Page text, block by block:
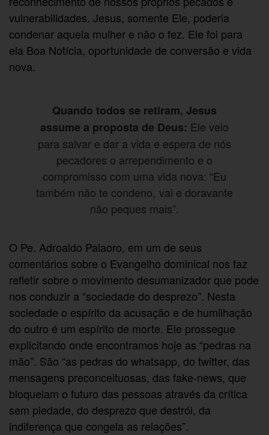
vulnerabilidades. Jesus, somente Ele, poderia
condenar aquela mulher e não o fez. Ele foi para
ela Boa Notícia, oportunidade de conversão e vida
nova.
Quando todos se retiram, Jesus
assume a proposta de Deus: Ele veio
para salvar e dar a vida e espera de nós
pecadores o arrependimento e o
compromisso com uma vida nova: “Eu
também não te condeno, vai e doravante
não peques mais”.
O Pe. Adroaldo Palaoro, em um de seus
comentários sobre o Evangelho dominical nos faz
refletir sobre o movimento desumanizador que pode
nos conduzir a “sociedade do desprezo”. Nesta
sociedade o espírito da acusação e de humilhação
do outro é um espírito de morte. Ele prossegue
explicitando onde encontramos hoje as “pedras na
mão”. São “as pedras do whatsapp, do twitter, das
mensagens preconceituosas, das fake-news, que
bloqueiam o futuro das pessoas através da crítica
sem piedade, do desprezo que destrói, da
indiferença que congela as relações”.